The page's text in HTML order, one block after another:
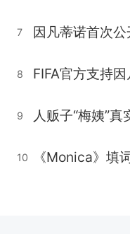
7 因凡蒂诺首次公
8 FIFA官方支持
9 人贩子“梅姨”真
10 《Monica》填